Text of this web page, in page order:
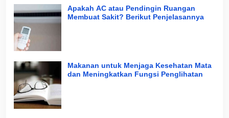
Apakah AC atau Pendingin Ruangan
Membuat Sakit? Berikut Penjelasannya
Makanan untuk Menjaga Kesehatan Mata
dan Meningkatkan Fungsi Penglihatan